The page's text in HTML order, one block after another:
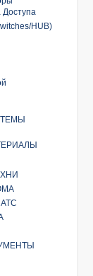
Доступа
HUB)